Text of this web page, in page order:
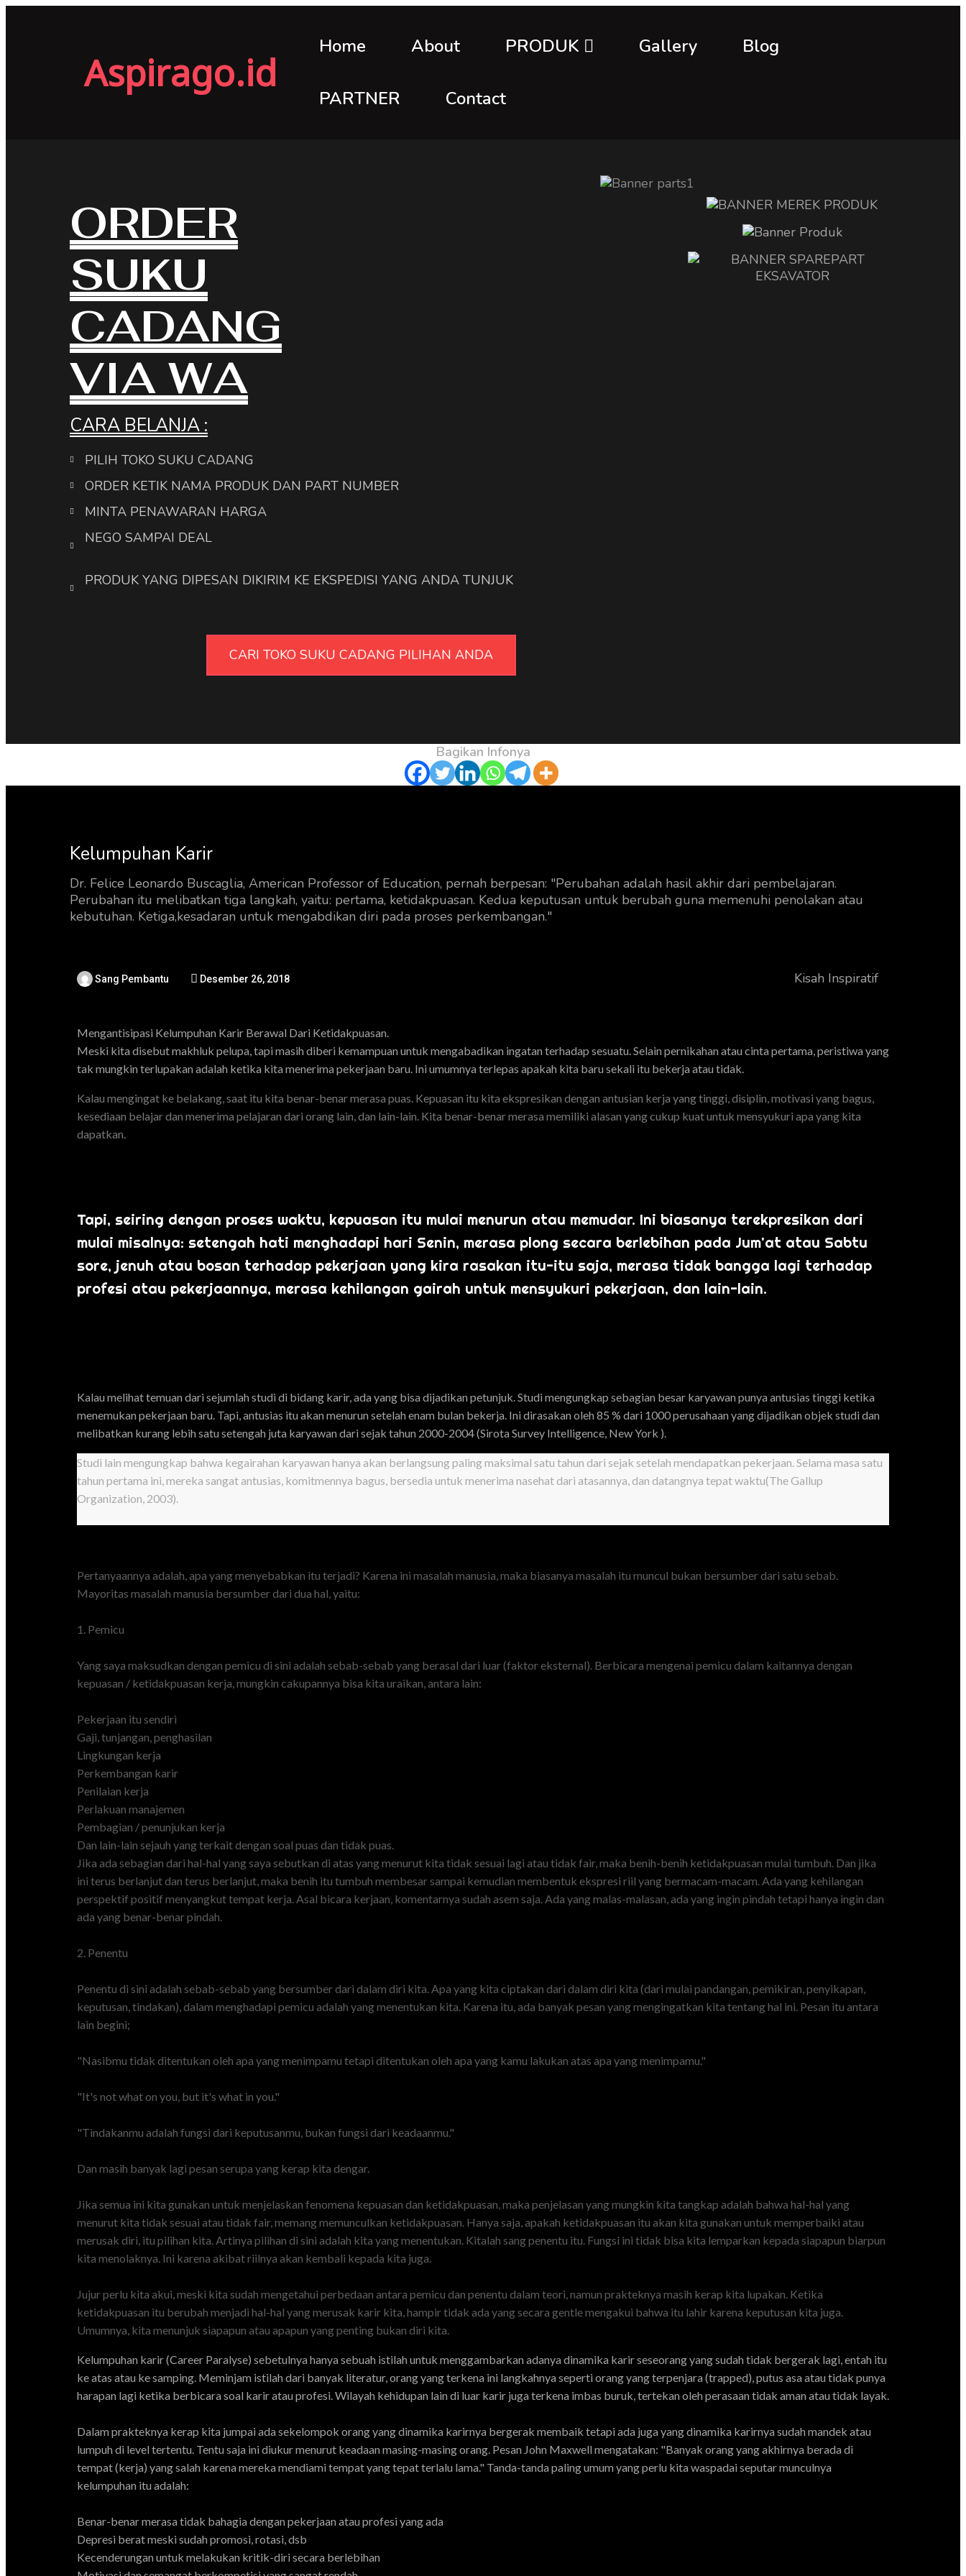
Aspirago.id
Home About PRODUK Gallery Blog
PARTNER Contact
ORDER
SUKU
CADANG
VIA WA
CARA BELANJA :
PILIH TOKO SUKU CADANG
ORDER KETIK NAMA PRODUK DAN PART NUMBER
MINTA PENAWARAN HARGA
NEGO SAMPAI DEAL
PRODUK YANG DIPESAN DIKIRIM KE EKSPEDISI YANG ANDA TUNJUK
CARI TOKO SUKU CADANG PILIHAN ANDA
Bagikan Infonya
Kelumpuhan Karir
Dr. Felice Leonardo Buscaglia, American Professor of Education, pernah berpesan: "Perubahan adalah hasil akhir dari pembelajaran.
Perubahan itu melibatkan tiga langkah, yaitu: pertama, ketidakpuasan. Kedua keputusan untuk berubah guna memenuhi penolakan atau
kebutuhan. Ketiga,kesadaran untuk mengabdikan diri pada proses perkembangan."
Sang Pembantu Desember 26, 2018 Kisah Inspiratif
Mengantisipasi Kelumpuhan Karir Berawal Dari Ketidakpuasan.
Meski kita disebut makhluk pelupa, tapi masih diberi kemampuan untuk mengabadikan ingatan terhadap sesuatu. Selain pernikahan atau cinta pertama, peristiwa yang
tak mungkin terlupakan adalah ketika kita menerima pekerjaan baru. Ini umumnya terlepas apakah kita baru sekali itu bekerja atau tidak.
Kalau mengingat ke belakang, saat itu kita benar-benar merasa puas. Kepuasan itu kita ekspresikan dengan antusian kerja yang tinggi, disiplin, motivasi yang bagus,
kesediaan belajar dan menerima pelajaran dari orang lain, dan lain-lain. Kita benar-benar merasa memiliki alasan yang cukup kuat untuk mensyukuri apa yang kita
dapatkan.
Tapi, seiring dengan proses waktu, kepuasan itu mulai menurun atau memudar. Ini biasanya terekpresikan dari
mulai misalnya: setengah hati menghadapi hari Senin, merasa plong secara berlebihan pada Jum'at atau Sabtu
sore, jenuh atau bosan terhadap pekerjaan yang kira rasakan itu-itu saja, merasa tidak bangga lagi terhadap
profesi atau pekerjaannya, merasa kehilangan gairah untuk mensyukuri pekerjaan, dan lain-lain.
Kalau melihat temuan dari sejumlah studi di bidang karir, ada yang bisa dijadikan petunjuk. Studi mengungkap sebagian besar karyawan punya antusias tinggi ketika
menemukan pekerjaan baru. Tapi, antusias itu akan menurun setelah enam bulan bekerja. Ini dirasakan oleh 85 % dari 1000 perusahaan yang dijadikan objek studi dan
melibatkan kurang lebih satu setengah juta karyawan dari sejak tahun 2000-2004 (Sirota Survey Intelligence, New York ).
Studi lain mengungkap bahwa kegairahan karyawan hanya akan berlangsung paling maksimal satu tahun dari sejak setelah mendapatkan pekerjaan. Selama masa satu
tahun pertama ini, mereka sangat antusias, komitmennya bagus, bersedia untuk menerima nasehat dari atasannya, dan datangnya tepat waktu(The Gallup
Organization, 2003).
Pertanyaannya adalah, apa yang menyebabkan itu terjadi? Karena ini masalah manusia, maka biasanya masalah itu muncul bukan bersumber dari satu sebab.
Mayoritas masalah manusia bersumber dari dua hal, yaitu:
1. Pemicu
Yang saya maksudkan dengan pemicu di sini adalah sebab-sebab yang berasal dari luar (faktor eksternal). Berbicara mengenai pemicu dalam kaitannya dengan
kepuasan / ketidakpuasan kerja, mungkin cakupannya bisa kita uraikan, antara lain:
Pekerjaan itu sendiri
Gaji, tunjangan, penghasilan
Lingkungan kerja
Perkembangan karir
Penilaian kerja
Perlakuan manajemen
Pembagian / penunjukan kerja
Dan lain-lain sejauh yang terkait dengan soal puas dan tidak puas.
Jika ada sebagian dari hal-hal yang saya sebutkan di atas yang menurut kita tidak sesuai lagi atau tidak fair, maka benih-benih ketidakpuasan mulai tumbuh. Dan jika
ini terus berlanjut dan terus berlanjut, maka benih itu tumbuh membesar sampai kemudian membentuk ekspresi riil yang bermacam-macam. Ada yang kehilangan
perspektif positif menyangkut tempat kerja. Asal bicara kerjaan, komentarnya sudah asem saja. Ada yang malas-malasan, ada yang ingin pindah tetapi hanya ingin dan
ada yang benar-benar pindah.
2. Penentu
Penentu di sini adalah sebab-sebab yang bersumber dari dalam diri kita. Apa yang kita ciptakan dari dalam diri kita (dari mulai pandangan, pemikiran, penyikapan,
keputusan, tindakan), dalam menghadapi pemicu adalah yang menentukan kita. Karena itu, ada banyak pesan yang mengingatkan kita tentang hal ini. Pesan itu antara
lain begini;
"Nasibmu tidak ditentukan oleh apa yang menimpamu tetapi ditentukan oleh apa yang kamu lakukan atas apa yang menimpamu."
"It's not what on you, but it's what in you."
"Tindakanmu adalah fungsi dari keputusanmu, bukan fungsi dari keadaanmu."
Dan masih banyak lagi pesan serupa yang kerap kita dengar.
Jika semua ini kita gunakan untuk menjelaskan fenomena kepuasan dan ketidakpuasan, maka penjelasan yang mungkin kita tangkap adalah bahwa hal-hal yang
menurut kita tidak sesuai atau tidak fair, memang memunculkan ketidakpuasan. Hanya saja, apakah ketidakpuasan itu akan kita gunakan untuk memperbaiki atau
merusak diri, itu pilihan kita. Artinya pilihan di sini adalah kita yang menentukan. Kitalah sang penentu itu. Fungsi ini tidak bisa kita lemparkan kepada siapapun biarpun
kita menolaknya. Ini karena akibat riilnya akan kembali kepada kita juga.
Jujur perlu kita akui, meski kita sudah mengetahui perbedaan antara pemicu dan penentu dalam teori, namun prakteknya masih kerap kita lupakan. Ketika
ketidakpuasan itu berubah menjadi hal-hal yang merusak karir kita, hampir tidak ada yang secara gentle mengakui bahwa itu lahir karena keputusan kita juga.
Umumnya, kita menunjuk siapapun atau apapun yang penting bukan diri kita.
Kelumpuhan karir (Career Paralyse) sebetulnya hanya sebuah istilah untuk menggambarkan adanya dinamika karir seseorang yang sudah tidak bergerak lagi, entah itu
ke atas atau ke samping. Meminjam istilah dari banyak literatur, orang yang terkena ini langkahnya seperti orang yang terpenjara (trapped), putus asa atau tidak punya
harapan lagi ketika berbicara soal karir atau profesi. Wilayah kehidupan lain di luar karir juga terkena imbas buruk, tertekan oleh perasaan tidak aman atau tidak layak.
Dalam prakteknya kerap kita jumpai ada sekelompok orang yang dinamika karirnya bergerak membaik tetapi ada juga yang dinamika karirnya sudah mandek atau
lumpuh di level tertentu. Tentu saja ini diukur menurut keadaan masing-masing orang. Pesan John Maxwell mengatakan: "Banyak orang yang akhirnya berada di
tempat (kerja) yang salah karena mereka mendiami tempat yang tepat terlalu lama." Tanda-tanda paling umum yang perlu kita waspadai seputar munculnya
kelumpuhan itu adalah:
Benar-benar merasa tidak bahagia dengan pekerjaan atau profesi yang ada
Depresi berat meski sudah promosi, rotasi, dsb
Kecenderungan untuk melakukan kritik-diri secara berlebihan